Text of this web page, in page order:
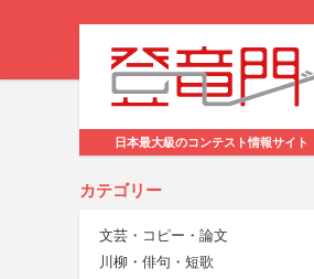
日本最大級のコンテスト情報サイト
カテゴリー
文芸・コピー・論文
川柳・俳句・短歌